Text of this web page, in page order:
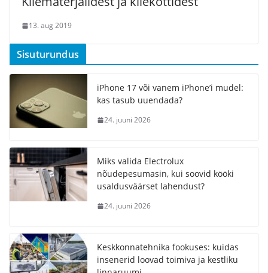
13. aug 2019
Sisuturundus
iPhone 17 või vanem iPhone’i mudel:
kas tasub uuendada?
24. juuni 2026
Miks valida Electrolux
nõudepesumasin, kui soovid kööki
usaldusväärset lahendust?
24. juuni 2026
Keskkonnatehnika fookuses: kuidas
insenerid loovad toimiva ja kestliku